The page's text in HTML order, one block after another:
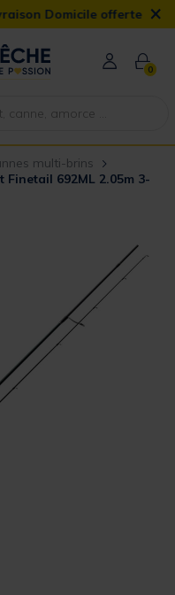
offerte dès 90€ ×
0
multi-brins
692ML 2.05m 3-